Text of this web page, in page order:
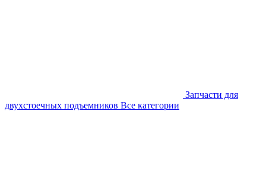
Запчасти для
двухстоечных подъемников Все категории